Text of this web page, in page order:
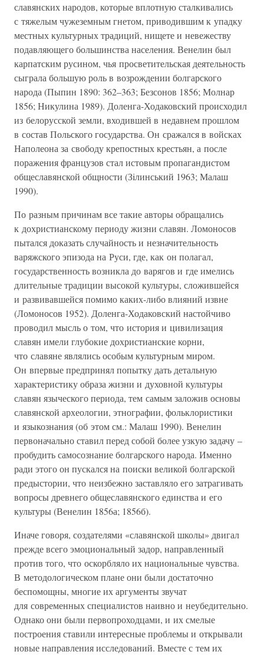
славянских народов, которые вплотную сталкивались
с тяжелым чужеземным гнетом, приводившим к упадку
местных культурных традиций, нищете и невежеству
подавляющего большинства населения. Венелин был
карпатским русином, чья просветительская деятельность
сыграла большую роль в возрождении болгарского
народа (Пыпин 1890: 362–363; Безсонов 1856; Молнар
1856; Никулина 1989). Доленга-Ходаковский происходил
из белорусской земли, входившей в недавнем прошлом
в состав Польского государства. Он сражался в войсках
Наполеона за свободу крепостных крестьян, а после
поражения французов стал истовым пропагандистом
общеславянской общности (Зiлинський 1963; Малаш
1990).
По разным причинам все такие авторы обращались
к дохристианскому периоду жизни славян. Ломоносов
пытался доказать случайность и незначительность
варяжского эпизода на Руси, где, как он полагал,
государственность возникла до варягов и где имелись
длительные традиции высокой культуры, сложившейся
и развивавшейся помимо каких-либо влияний извне
(Ломоносов 1952). Доленга-Ходаковский настойчиво
проводил мысль о том, что история и цивилизация
славян имели глубокие дохристианские корни,
что славяне являлись особым культурным миром.
Он впервые предпринял попытку дать детальную
характеристику образа жизни и духовной культуры
славян языческого периода, тем самым заложив основы
славянской археологии, этнографии, фольклористики
и языкознания (об этом см.: Малаш 1990). Венелин
первоначально ставил перед собой более узкую задачу –
пробудить самосознание болгарского народа. Именно
ради этого он пускался на поиски великой болгарской
предыстории, что неизбежно заставляло его затрагивать
вопросы древнего общеславянского единства и его
культуры (Венелин 1856а; 1856б).
Иначе говоря, создателями «славянской школы» двигал
прежде всего эмоциональный задор, направленный
против того, что оскорбляло их национальные чувства.
В методологическом плане они были достаточно
беспомощны, многие их аргументы звучат
для современных специалистов наивно и неубедительно.
Однако они были первопроходцами, и их смелые
построения ставили интересные проблемы и открывали
новые направления исследований. Вместе с тем их